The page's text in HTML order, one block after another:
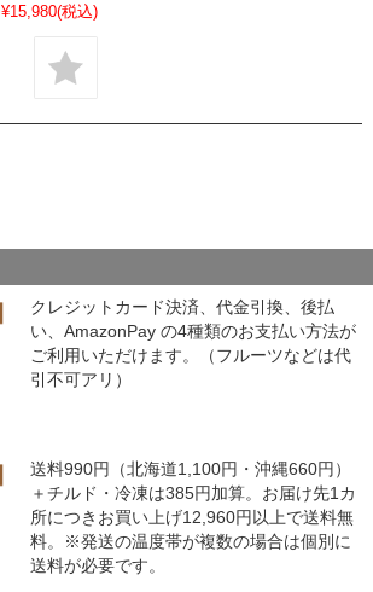
¥15,980(税込)
クレジットカード決済、代金引換、後払
い、AmazonPay の4種類のお支払い方法が
ご利用いただけます。（フルーツなどは代
引不可アリ）
送料990円（北海道1,100円・沖縄660円）
＋チルド・冷凍は385円加算。お届け先1カ
所につきお買い上げ12,960円以上で送料無
料。※発送の温度帯が複数の場合は個別に
送料が必要です。